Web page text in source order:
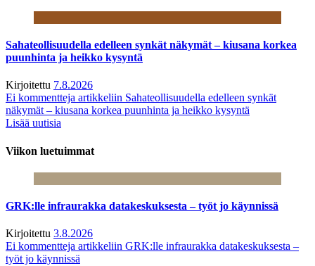
Sahateollisuudella edelleen synkät näkymät – kiusana korkea
puunhinta ja heikko kysyntä
Kirjoitettu 7.8.2026
Ei kommentteja artikkeliin Sahateollisuudella edelleen synkät
näkymät – kiusana korkea puunhinta ja heikko kysyntä
Lisää uutisia
Viikon luetuimmat
GRK:lle infraurakka datakeskuksesta – työt jo käynnissä
Kirjoitettu 3.8.2026
Ei kommentteja artikkeliin GRK:lle infraurakka datakeskuksesta –
työt jo käynnissä